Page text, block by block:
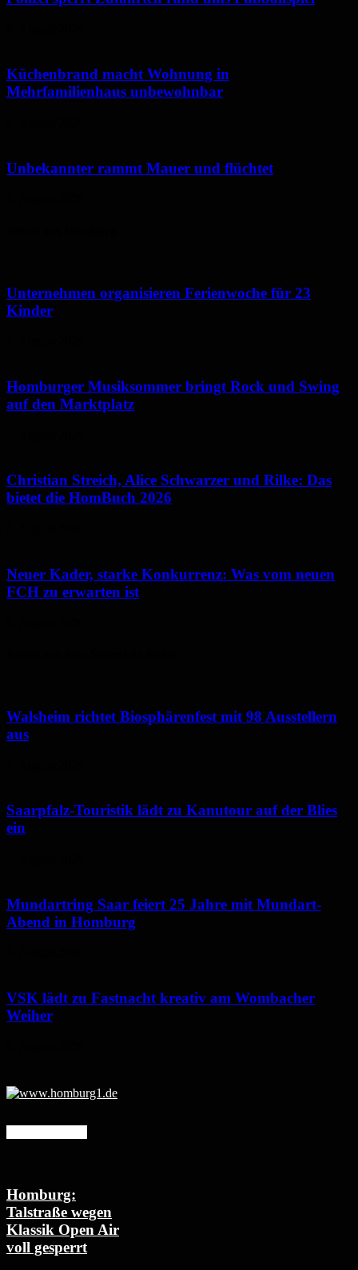
Küchenbrand macht Wohnung in
Mehrfamilienhaus unbewohnbar
Unbekannter rammt Mauer und flüchtet
Unternehmen organisieren Ferienwoche für 23
Kinder
Homburger Musiksommer bringt Rock und Swing
auf den Marktplatz
Christian Streich, Alice Schwarzer und Rilke: Das
bietet die HomBuch 2026
Neuer Kader, starke Konkurrenz: Was vom neuen
FCH zu erwarten ist
Walsheim richtet Biosphärenfest mit 98 Ausstellern
aus
Saarpfalz-Touristik lädt zu Kanutour auf der Blies
ein
Mundartring Saar feiert 25 Jahre mit Mundart-
Abend in Homburg
VSK lädt zu Fastnacht kreativ am Wombacher
Weiher
Homburg:
Talstraße wegen
Klassik Open Air
voll gesperrt